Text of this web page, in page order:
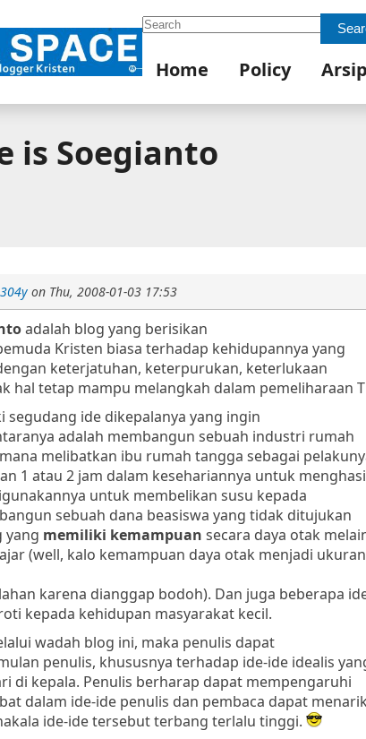
Search
Home Policy
is Soegianto
on Thu, 2008-01-03 17:53
adalah blog yang berisikan
Kristen biasa terhadap kehidupannya yang
keterjatuhan, keterpurukan, keterlukaan
hal tetap mampu melangkah dalam pemeliharaan
segudang ide dikepalanya yang ingin
adalah membangun sebuah industri rumah
melibatkan ibu rumah tangga sebagai
1 atau 2 jam dalam kesehariannya untuk
untuk membelikan susu kepada
sebuah dana beasiswa yang tidak ditujukan
yang memiliki kemampuan secara daya otak
(well, kalo kemampuan daya otak menjadi
karena dianggap bodoh). Dan juga beberapa
kepada kehidupan masyarakat kecil.
wadah blog ini, maka penulis dapat
penulis, khususnya terhadap ide-ide idealis
di kepala. Penulis berharap dapat mempengaruhi
dalam ide-ide penulis dan pembaca dapat menarik
ide-ide tersebut terbang terlalu tinggi.